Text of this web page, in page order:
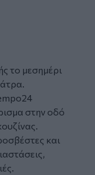
το μεσημέρι
στην οδό
και